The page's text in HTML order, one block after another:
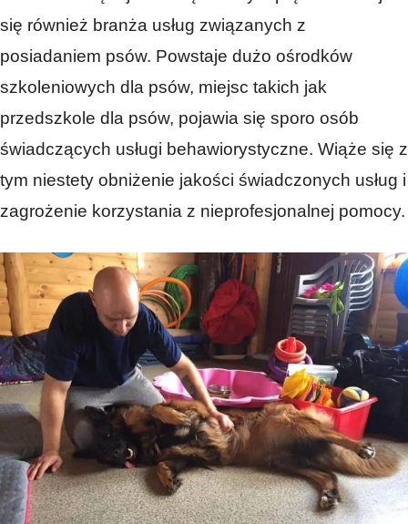
się również branża usług związanych z
posiadaniem psów. Powstaje dużo ośrodków
szkoleniowych dla psów, miejsc takich jak
przedszkole dla psów, pojawia się sporo osób
świadczących usługi behawiorystyczne. Wiąże się z
tym niestety obniżenie jakości świadczonych usług i
zagrożenie korzystania z nieprofesjonalnej pomocy.